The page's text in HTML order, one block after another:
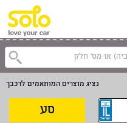
נציג מוצרים המותאמים לרכבך
סע